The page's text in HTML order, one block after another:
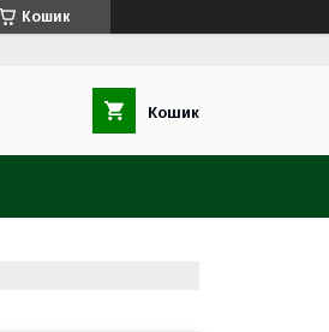
Кошик
Кошик